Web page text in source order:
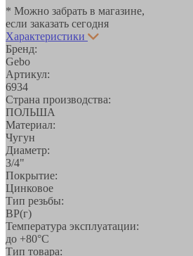
* Можно забрать в магазине,
если заказать сегодня
Характеристики
Бренд:
Gebo
Артикул:
6934
Страна производства:
ПОЛЬША
Материал:
Чугун
Диаметр:
3/4"
Покрытие:
Цинковое
Тип резьбы:
ВР(г)
Температура эксплуатации:
до +80°С
Тип товара: